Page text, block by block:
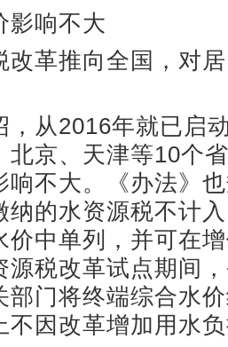
响不大
革推向全国，对居
从2016年就已启
北京、天津等10个
响不大。《办法》
纳的水资源税不计
价中单列，并可在
源税改革试点期间
部门将终端综合水
不因改革增加用水